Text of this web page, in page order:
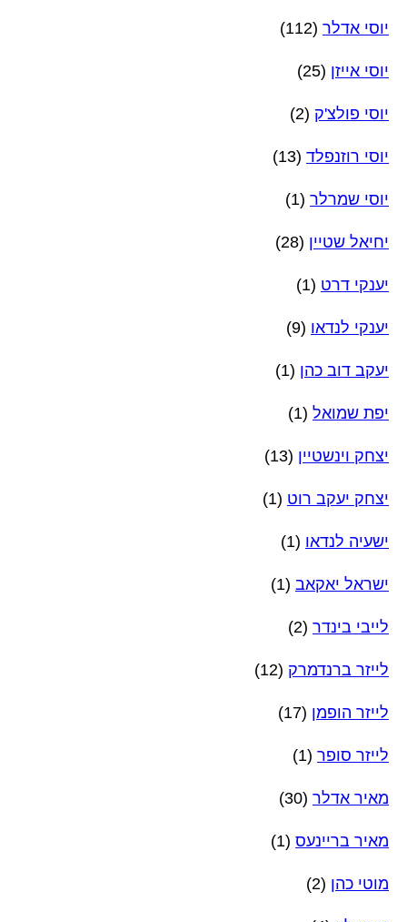
יוסי אדלר (112)
יוסי אייזן (25)
יוסי פולצ'ק (2)
יוסי רוזנפלד (13)
יוסי שמרלר (1)
יחיאל שטיין (28)
יענקי דרט (1)
יענקי לנדאו (9)
יעקב דוב כהן (1)
יפת שמואל (1)
יצחק וינשטיין (13)
יצחק יעקב רוט (1)
ישעיה לנדאו (1)
ישראל יאקאב (1)
לייבי בינדר (2)
לייזר ברנדמרק (12)
לייזר הופמן (17)
לייזר סופר (1)
מאיר אדלר (30)
מאיר בריינעס (1)
מוטי כהן (2)